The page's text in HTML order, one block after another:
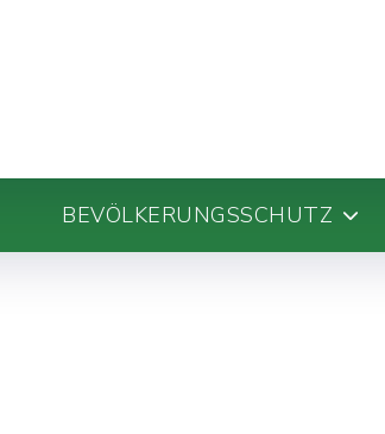
BEVÖLKERUNGSSCHUTZ